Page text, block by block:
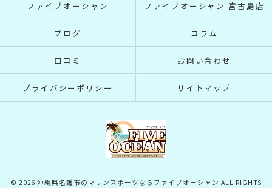
ファイブオーシャン ファイブオーシャン 宮古島店
ブログ コラム
口コミ お問い合わせ
プライバシーポリシー サイトマップ
© 2026 沖縄県名護市のマリンスポーツならファイブオーシャン ALL RIGHTS